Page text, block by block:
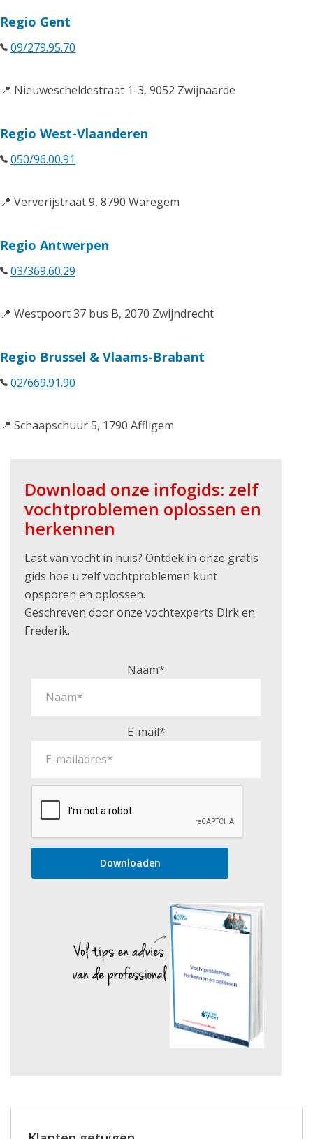
Regio Gent
09/279.95.70
📍 Nieuwescheldestraat 1-3, 9052 Zwijnaarde
Regio West-Vlaanderen
050/96.00.91
📍 Ververijstraat 9, 8790 Waregem
Regio Antwerpen
03/369.60.29
📍 Westpoort 37 bus B, 2070 Zwijndrecht
Regio Brussel & Vlaams-Brabant
02/669.91.90
📍 Schaapschuur 5, 1790 Affligem
Download onze infogids: zelf
vochtproblemen oplossen en
herkennen
Last van vocht in huis? Ontdek in onze gratis
gids hoe u zelf vochtproblemen kunt
opsporen en oplossen.
Geschreven door onze vochtexperts Dirk en
Frederik.
Naam*
E-mail*